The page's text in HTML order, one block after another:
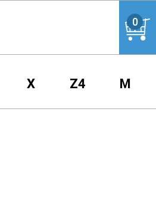
0
X Z4 M